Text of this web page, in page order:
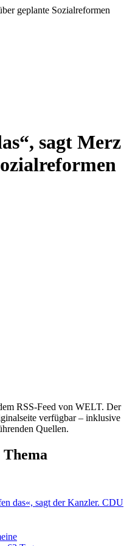
sagt Merz
RSS-Feed von WELT. Der
verfügbar – inklusive
Quellen.
das«, sagt der Kanzler. CDU